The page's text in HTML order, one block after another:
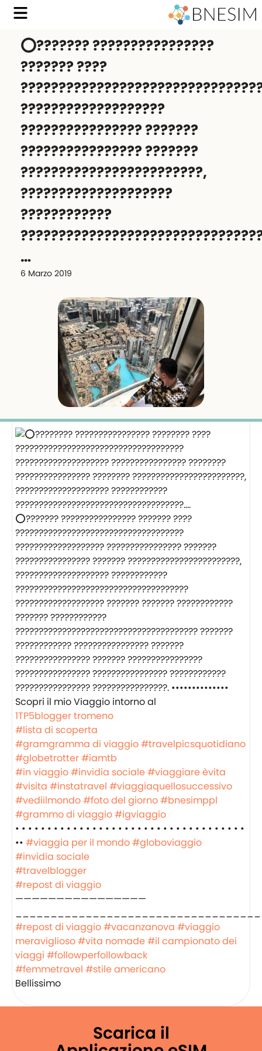
⭕️??????? ????????????????
??????? ????
???????????????????
???????????????? ???????
???????????????? ???????
????????????????????????,
????????????????????
????????????
…
6 Marzo 2019
⭕️??????? ???????????????? ??????? ????
????????????????????????????????????
??????????????????? ???????????????? ???????
???????????????? ??????? ????????????????????????,
???????????????????? ????????????
?????????????????????????????????????
??????????????????? ??????? ??????? ????????????
??????? ????????????
??????????????????????????????????????? ???????
???????????? ???????????????? ???????
???????????????? ??????? ????????????????
???????????????? ???????????????? ????????????
???????????????? ????????????????. ••••••••••••••
‍️Scopri il mio Viaggio intorno al
1TP5blogger tromeno
#lista di scoperta
#gramgramma di viaggio#travelpicsquotidiano
#globetrotter#iamtb
#in viaggio#invidia sociale#viaggiare èvita
#visita #instatravel #viaggiaquellosuccessivo
#vediilmondo#foto del giorno#bnesimppl
#grammo di viaggio#igviaggio
• • • • • • • • • • • • • • • • • • • • • • • • • • • • • • • • • • • •
•• #viaggia per il mondo#globoviaggio
#invidia sociale
#travelblogger
#repost di viaggio
————————————————
#repost di viaggio#vacanzanova #viaggio
meraviglioso#vita nomade#il campionato dei
viaggi #followperfollowback
#femmetravel #stile americano
Bellissimo
Scarica il